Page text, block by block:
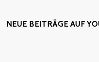
NEUE BEITRÄGE AUF